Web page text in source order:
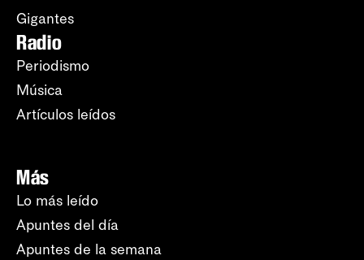
Gigantes
Radio
Periodismo
Música
Artículos leídos
Más
Lo más leído
Apuntes del día
Apuntes de la semana